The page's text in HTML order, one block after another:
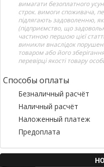
вимагати безоплатного
строк. вимоги споживача,
підлягають задоволенню,
(підприємство, що
частиною першою цієї
виникли внаслідок
товаром або його
перевірці якості товару
Способы оплаты
Безналичный расчёт
Наличный расчёт
Наложенный платеж
Предоплата